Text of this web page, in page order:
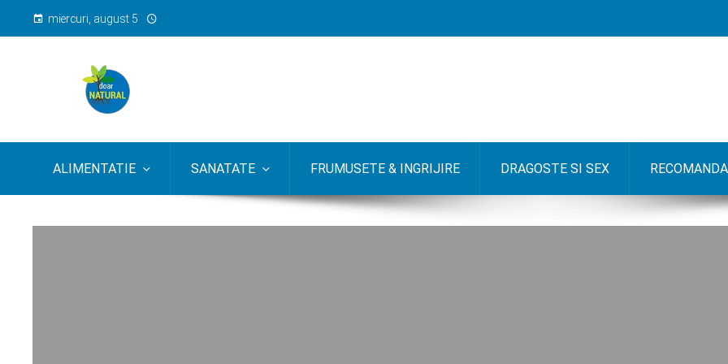
miercuri, august 5
ALIMENTATIE SANATATE FRUMUSETE & INGRIJIRE DRAGOSTE SI SEX